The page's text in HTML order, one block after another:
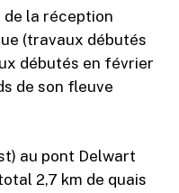
de la réception
(travaux débutés
débutés en février
de son fleuve
au pont Delwart
2,7 km de quais